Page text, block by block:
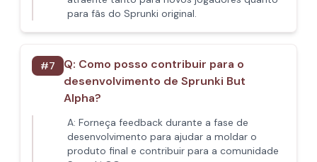
para fãs do Sprunki original.
#7 Q: Como posso contribuir para o
desenvolvimento de Sprunki But
Alpha?
A: Forneça feedback durante a fase de
desenvolvimento para ajudar a moldar o
produto final e contribuir para a comunidade